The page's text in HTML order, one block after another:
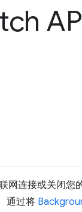
网连接或关闭您
通过将